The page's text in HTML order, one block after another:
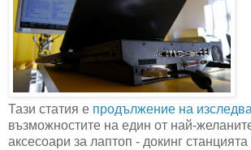
Тази статия е продължение на
възможностите на един от най-
аксесоари за лаптоп - докинг станцията